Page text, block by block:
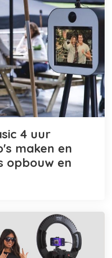
4 uur
maken en
opbouw en